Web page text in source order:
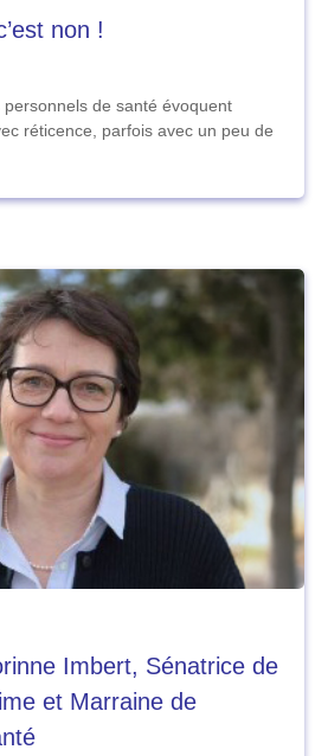
non !
personnels de santé évoquent
réticence, parfois avec un peu de
Imbert, Sénatrice de
et Marraine de